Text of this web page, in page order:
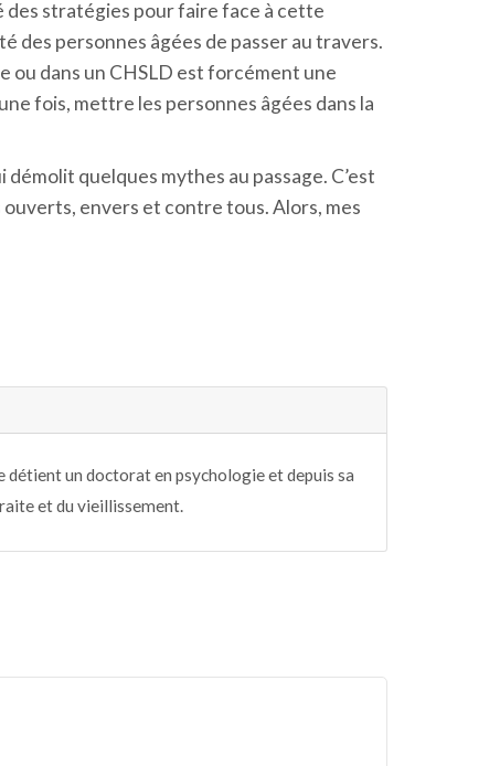
des stratégies pour faire face à cette
des personnes âgées de passer au travers.
ou dans un CHSLD est forcément une
fois, mettre les personnes âgées dans la
quelques mythes au passage. C’est
envers et contre tous. Alors, mes
détient un doctorat en psychologie et depuis sa
et du vieillissement.